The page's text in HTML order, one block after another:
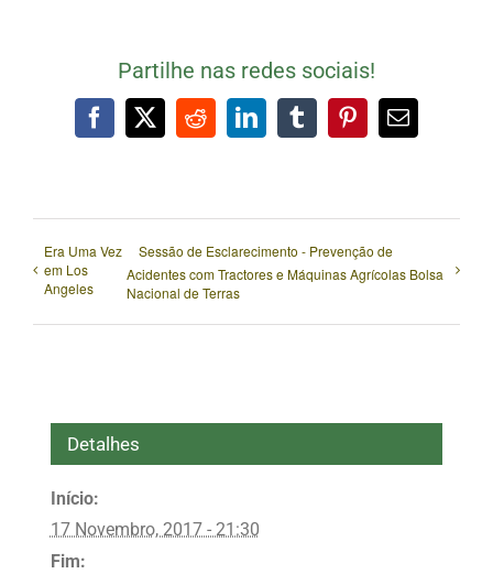
Partilhe nas redes sociais!
Facebook
X RedditLinkedInTumblrPinterestEmail
publicado)
Era Uma Vez
em Los
Angeles
Sessão de Esclarecimento - Prevenção de
Acidentes com Tractores e Máquinas Agrícolas Bolsa
Nacional de Terras
Detalhes
Início:
17 Novembro, 2017 - 21:30
Fim: